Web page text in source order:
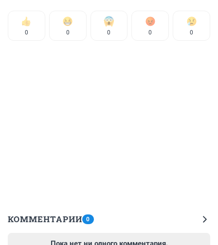
0 0 0 0 0
КОММЕНТАРИИ 0